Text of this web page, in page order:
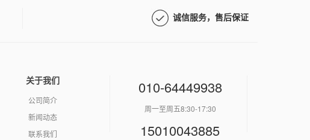
诚信服务，售后保证
关于我们
公司简介
新闻动态
联系我们
010-64449938
周一至周五8:30-17:30
15010043885